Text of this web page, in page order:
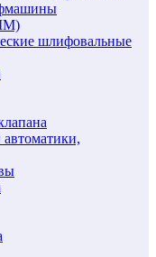
шлифовальные
автоматики,